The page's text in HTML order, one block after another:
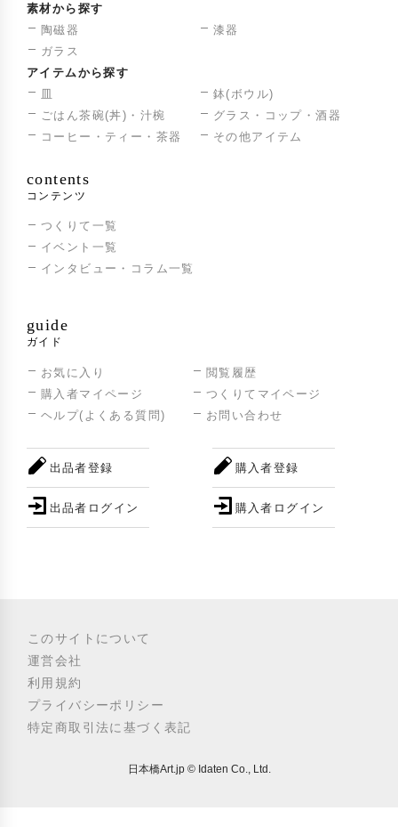
素材から探す
陶磁器
漆器
ガラス
アイテムから探す
皿
鉢(ボウル)
ごはん茶碗(丼)・汁椀
グラス・コップ・酒器
コーヒー・ティー・茶器
その他アイテム
contents
コンテンツ
つくりて一覧
イベント一覧
インタビュー・コラム一覧
guide
ガイド
お気に入り
閲覧履歴
購入者マイページ
つくりてマイページ
ヘルプ(よくある質問)
お問い合わせ
出品者登録
出品者ログイン
購入者登録
購入者ログイン
このサイトについて
運営会社
利用規約
プライバシーポリシー
特定商取引法に基づく表記
日本橋Art.jp © Idaten Co., Ltd.